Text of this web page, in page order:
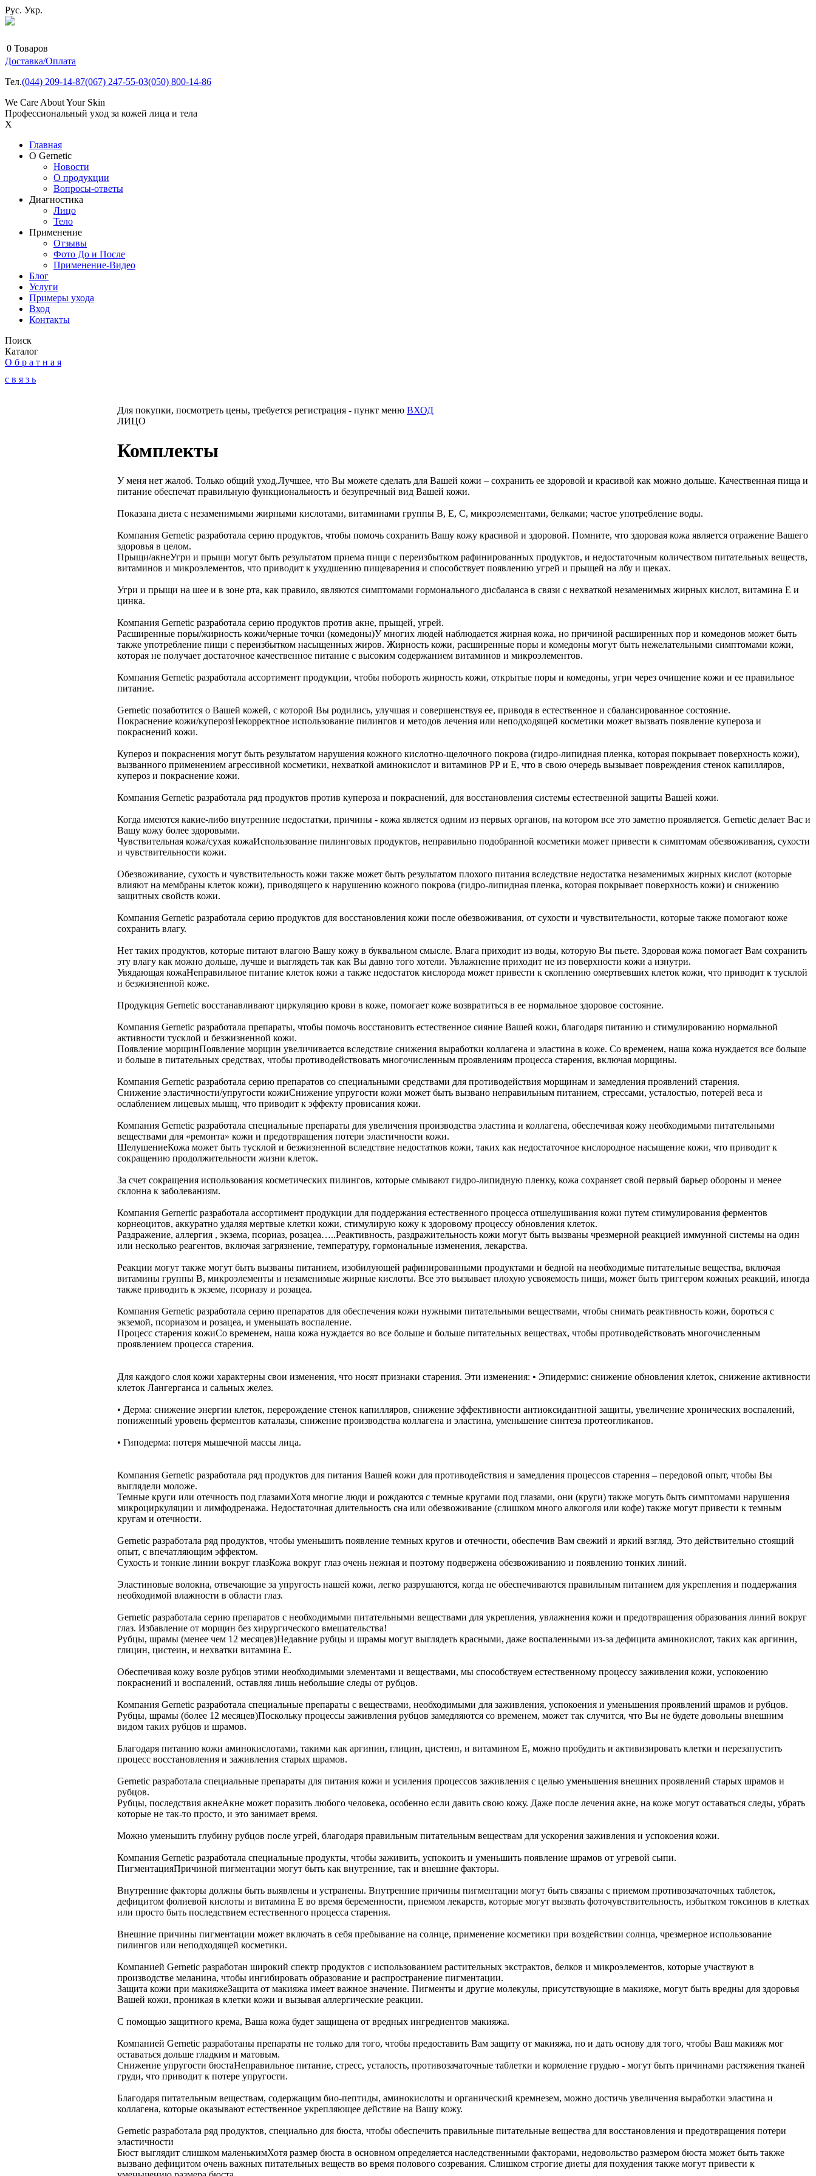
Рус. Укр.
0 Товаров
Доставка/Оплата
Тел.(044) 209-14-87(067) 247-55-03(050) 800-14-86
We Care About Your Skin
Профессиональный уход за кожей лица и тела
X
Главная
О Gernetic
Новости
О продукции
Вопросы-ответы
Диагностика
Лицо
Тело
Применение
Отзывы
Фото До и После
Применение-Видео
Блог
Услуги
Примеры ухода
Вход
Контакты
Поиск
Каталог
О б р а т н а я
с в я з ь
Для покупки, посмотреть цены, требуется регистрация - пункт меню ВХОД
ЛИЦО
Комплекты
У меня нет жалоб. Только общий уход.Лучшее, что Вы можете сделать для Вашей кожи – сохранить ее здоровой и красивой как можно дольше. Качественная пища и
питание обеспечат правильную функциональность и безупречный вид Вашей кожи.
Показана диета с незаменимыми жирными кислотами, витаминами группы В, Е, С, микроэлементами, белками; частое употребление воды.
Компания Gernetic разработала серию продуктов, чтобы помочь сохранить Вашу кожу красивой и здоровой. Помните, что здоровая кожа является отражение Вашего
здоровья в целом.
Прыщи/акнеУгри и прыщи могут быть результатом приема пищи с переизбытком рафинированных продуктов, и недостаточным количеством питательных веществ,
витаминов и микроэлементов, что приводит к ухудшению пищеварения и способствует появлению угрей и прыщей на лбу и щеках.
Угри и прыщи на шее и в зоне рта, как правило, являются симптомами гормонального дисбаланса в связи с нехваткой незаменимых жирных кислот, витамина Е и
цинка.
Компания Gernetic разработала серию продуктов против акне, прыщей, угрей.
Расширенные поры/жирность кожи/черные точки (комедоны)У многих людей наблюдается жирная кожа, но причиной расширенных пор и комедонов может быть
также употребление пищи с переизбытком насыщенных жиров. Жирность кожи, расширенные поры и комедоны могут быть нежелательными симптомами кожи,
которая не получает достаточное качественное питание с высоким содержанием витаминов и микроэлементов.
Компания Gernetic разработала ассортимент продукции, чтобы побороть жирность кожи, открытые поры и комедоны, угри через очищение кожи и ее правильное
питание.
Gernetic позаботится о Вашей кожей, с которой Вы родились, улучшая и совершенствуя ее, приводя в естественное и сбалансированное состояние.
Покраснение кожи/куперозНекорректное использование пилингов и методов лечения или неподходящей косметики может вызвать появление купероза и
покраснений кожи.
Купероз и покраснения могут быть результатом нарушения кожного кислотно-щелочного покрова (гидро-липидная пленка, которая покрывает поверхность кожи),
вызванного применением агрессивной косметики, нехваткой аминокислот и витаминов РР и Е, что в свою очередь вызывает повреждения стенок капилляров,
купероз и покраснение кожи.
Компания Gernetic разработала ряд продуктов против купероза и покраснений, для восстановления системы естественной защиты Вашей кожи.
Когда имеются какие-либо внутренние недостатки, причины - кожа является одним из первых органов, на котором все это заметно проявляется. Gernetic делает Вас и
Вашу кожу более здоровыми.
Чувствительная кожа/сухая кожаИспользование пилинговых продуктов, неправильно подобранной косметики может привести к симптомам обезвоживания, сухости
и чувствительности кожи.
Обезвоживание, сухость и чувствительность кожи также может быть результатом плохого питания вследствие недостатка незаменимых жирных кислот (которые
влияют на мембраны клеток кожи), приводящего к нарушению кожного покрова (гидро-липидная пленка, которая покрывает поверхность кожи) и снижению
защитных свойств кожи.
Компания Gernetic разработала серию продуктов для восстановления кожи после обезвоживания, от сухости и чувствительности, которые также помогают коже
сохранить влагу.
Нет таких продуктов, которые питают влагою Вашу кожу в буквальном смысле. Влага приходит из воды, которую Вы пьете. Здоровая кожа помогает Вам сохранить
эту влагу как можно дольше, лучше и выглядеть так как Вы давно того хотели. Увлажнение приходит не из поверхности кожи а изнутри.
Увядающая кожаНеправильное питание клеток кожи а также недостаток кислорода может привести к скоплению омертвевших клеток кожи, что приводит к тусклой
и безжизненной коже.
Продукция Gernetic восстанавливают циркуляцию крови в коже, помогает коже возвратиться в ее нормальное здоровое состояние.
Компания Gernetic разработала препараты, чтобы помочь восстановить естественное сияние Вашей кожи, благодаря питанию и стимулированию нормальной
активности тусклой и безжизненной кожи.
Появление морщинПоявление морщин увеличивается вследствие снижения выработки коллагена и эластина в коже. Со временем, наша кожа нуждается все больше
и больше в питательных средствах, чтобы противодействовать многочисленным проявлениям процесса старения, включая морщины.
Компания Gernetic разработала серию препаратов со специальными средствами для противодействия морщинам и замедления проявлений старения.
Снижение эластичности/упругости кожиСнижение упругости кожи может быть вызвано неправильным питанием, стрессами, усталостью, потерей веса и
ослаблением лицевых мышц, что приводит к эффекту провисания кожи.
Компания Gernetic разработала специальные препараты для увеличения производства эластина и коллагена, обеспечивая кожу необходимыми питательными
веществами для «ремонта» кожи и предотвращения потери эластичности кожи.
ШелушениеКожа может быть тусклой и безжизненной вследствие недостатков кожи, таких как недостаточное кислородное насыщение кожи, что приводит к
сокращению продолжительности жизни клеток.
За счет сокращения использования косметических пилингов, которые смывают гидро-липидную пленку, кожа сохраняет свой первый барьер обороны и менее
склонна к заболеваниям.
Компания Gernertic разработала ассортимент продукции для поддержания естественного процесса отшелушивания кожи путем стимулирования ферментов
корнеоцитов, аккуратно удаляя мертвые клетки кожи, стимулирую кожу к здоровому процессу обновления клеток.
Раздражение, аллергия , экзема, псориаз, розацеа…..Реактивность, раздражительность кожи могут быть вызваны чрезмерной реакцией иммунной системы на один
или несколько реагентов, включая загрязнение, температуру, гормональные изменения, лекарства.
Реакции могут также могут быть вызваны питанием, изобилующей рафинированными продуктами и бедной на необходимые питательные вещества, включая
витамины группы В, микроэлементы и незаменимые жирные кислоты. Все это вызывает плохую усвояемость пищи, может быть триггером кожных реакций, иногда
также приводить к экземе, псориазу и розацеа.
Компания Gernetic разработала серию препаратов для обеспечения кожи нужными питательными веществами, чтобы снимать реактивность кожи, бороться с
экземой, псориазом и розацеа, и уменьшать воспаление.
Процесс старения кожиСо временем, наша кожа нуждается во все больше и больше питательных веществах, чтобы противодействовать многочисленным
проявлением процесса старения.
Для каждого слоя кожи характерны свои изменения, что носят признаки старения. Эти изменения: • Эпидермис: снижение обновления клеток, снижение активности
клеток Лангерганса и сальных желез.
• Дерма: снижение энергии клеток, перерождение стенок капилляров, снижение эффективности антиоксидантной защиты, увеличение хронических воспалений,
пониженный уровень ферментов каталазы, снижение производства коллагена и эластина, уменьшение синтеза протеогликанов.
• Гиподерма: потеря мышечной массы лица.
Компания Gernetic разработала ряд продуктов для питания Вашей кожи для противодействия и замедления процессов старения – передовой опыт, чтобы Вы
выглядели моложе.
Темные круги или отечность под глазамиХотя многие люди и рождаются с темные кругами под глазами, они (круги) также могуть быть симптомами нарушения
микроциркуляции и лимфодренажа. Недостаточная длительность сна или обезвоживание (слишком много алкоголя или кофе) также могут привести к темным
кругам и отечности.
Gernetic разработала ряд продуктов, чтобы уменьшить появление темных кругов и отечности, обеспечив Вам свежий и яркий взгляд. Это действительно стоящий
опыт, с впечатляющим эффектом.
Сухость и тонкие линии вокруг глазКожа вокруг глаз очень нежная и поэтому подвержена обезвоживанию и появлению тонких линий.
Эластиновые волокна, отвечающие за упругость нашей кожи, легко разрушаются, когда не обеспечиваются правильным питанием для укрепления и поддержания
необходимой влажности в области глаз.
Gernetic разработала серию препаратов с необходимыми питательными веществами для укрепления, увлажнения кожи и предотвращения образования линий вокруг
глаз. Избавление от морщин без хирургического вмешательства!
Рубцы, шрамы (менее чем 12 месяцев)Недавние рубцы и шрамы могут выглядеть красными, даже воспаленными из-за дефицита аминокислот, таких как аргинин,
глицин, цистеин, и нехватки витамина Е.
Обеспечивая кожу возле рубцов этими необходимыми элементами и веществами, мы способствуем естественному процессу заживления кожи, успокоению
покраснений и воспалений, оставляя лишь небольшие следы от рубцов.
Компания Gernetic разработала специальные препараты с веществами, необходимыми для заживления, успокоения и уменьшения проявлений шрамов и рубцов.
Рубцы, шрамы (более 12 месяцев)Поскольку процессы заживления рубцов замедляются со временем, может так случится, что Вы не будете довольны внешним
видом таких рубцов и шрамов.
Благодаря питанию кожи аминокислотами, такими как аргинин, глицин, цистеин, и витамином Е, можно пробудить и активизировать клетки и перезапустить
процесс восстановления и заживления старых шрамов.
Gernetic разработала специальные препараты для питания кожи и усиления процессов заживления с целью уменьшения внешних проявлений старых шрамов и
рубцов.
Рубцы, последствия акнеАкне может поразить любого человека, особенно если давить свою кожу. Даже после лечения акне, на коже могут оставаться следы, убрать
которые не так-то просто, и это занимает время.
Можно уменьшить глубину рубцов после угрей, благодаря правильным питательным веществам для ускорения заживления и успокоения кожи.
Компания Gernetic разработала специальные продукты, чтобы заживить, успокоить и уменьшить появление шрамов от угревой сыпи.
ПигментацияПричиной пигментации могут быть как внутренние, так и внешние факторы.
Внутренние факторы должны быть выявлены и устранены. Внутренние причины пигментации могут быть связаны с приемом противозачаточных таблеток,
дефицитом фолиевой кислоты и витамина Е во время беременности, приемом лекарств, которые могут вызвать фоточувствительность, избытком токсинов в клетках
или просто быть последствием естественного процесса старения.
Внешние причины пигментации может включать в себя пребывание на солнце, применение косметики при воздействии солнца, чрезмерное использование
пилингов или неподходящей косметики.
Компанией Gernetic разработан широкий спектр продуктов с использованием растительных экстрактов, белков и микроэлементов, которые участвуют в
производстве меланина, чтобы ингибировать образование и распространение пигментации.
Защита кожи при макияжеЗащита от макияжа имеет важное значение. Пигменты и другие молекулы, присутствующие в макияже, могут быть вредны для здоровья
Вашей кожи, проникая в клетки кожи и вызывая аллергические реакции.
С помощью защитного крема, Ваша кожа будет защищена от вредных ингредиентов макияжа.
Компанией Gernetic разработаны препараты не только для того, чтобы предоставить Вам защиту от макияжа, но и дать основу для того, чтобы Ваш макияж мог
оставаться дольше гладким и матовым.
Снижение упругости бюстаНеправильное питание, стресс, усталость, противозачаточные таблетки и кормление грудью - могут быть причинами растяжения тканей
груди, что приводит к потере упругости.
Благодаря питательным веществам, содержащим био-пептиды, аминокислоты и органический кремнезем, можно достичь увеличения выработки эластина и
коллагена, которые оказывают естественное укрепляющее действие на Вашу кожу.
Gernetic разработала ряд продуктов, специально для бюста, чтобы обеспечить правильные питательные вещества для восстановления и предотвращения потери
эластичности
Бюст выглядит слишком маленькимХотя размер бюста в основном определяется наследственными факторами, недовольство размером бюста может быть также
вызвано дефицитом очень важных питательных веществ во время полового созревания. Слишком строгие диеты для похудения также могут привести к